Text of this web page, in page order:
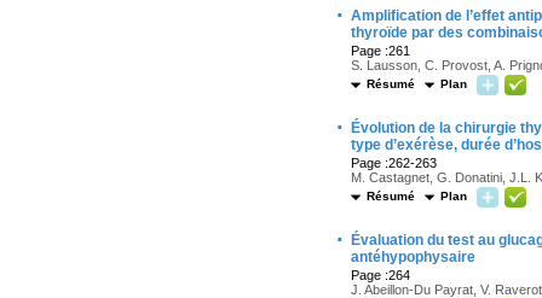
· Amplification de l’effet
thyroïde par des
Page :261
S. Lausson, C. Provost, A.
Résumé Plan
·
Évolution de la chirurgie
type d’exérèse, durée
Page :262-263
M. Castagnet, G. Donatini, J.L.
Résumé Plan
·
Évaluation du test au
antéhypophysaire
Page :264
J. Abeillon-Du Payrat, V.